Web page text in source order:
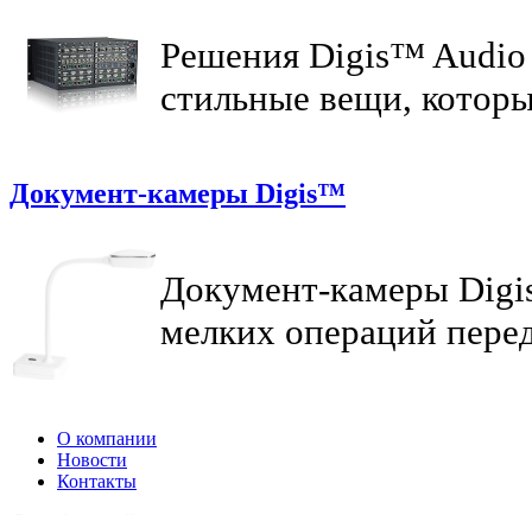
Решения Digis™ Audio
стильные вещи,
Документ-камеры Digis™
Документ-камеры
мелких операций
О компании
Новости
Контакты